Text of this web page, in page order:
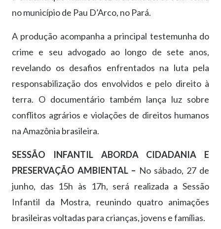
no município de Pau D’Arco, no Pará.
A produção acompanha a principal testemunha do
crime e seu advogado ao longo de sete anos,
revelando os desafios enfrentados na luta pela
responsabilização dos envolvidos e pelo direito à
terra. O documentário também lança luz sobre
conflitos agrários e violações de direitos humanos
na Amazônia brasileira.
SESSÃO INFANTIL ABORDA CIDADANIA E
PRESERVAÇÃO AMBIENTAL – No sábado, 27 de
junho, das 15h às 17h, será realizada a Sessão
Infantil da Mostra, reunindo quatro animações
brasileiras voltadas para crianças, jovens e famílias.